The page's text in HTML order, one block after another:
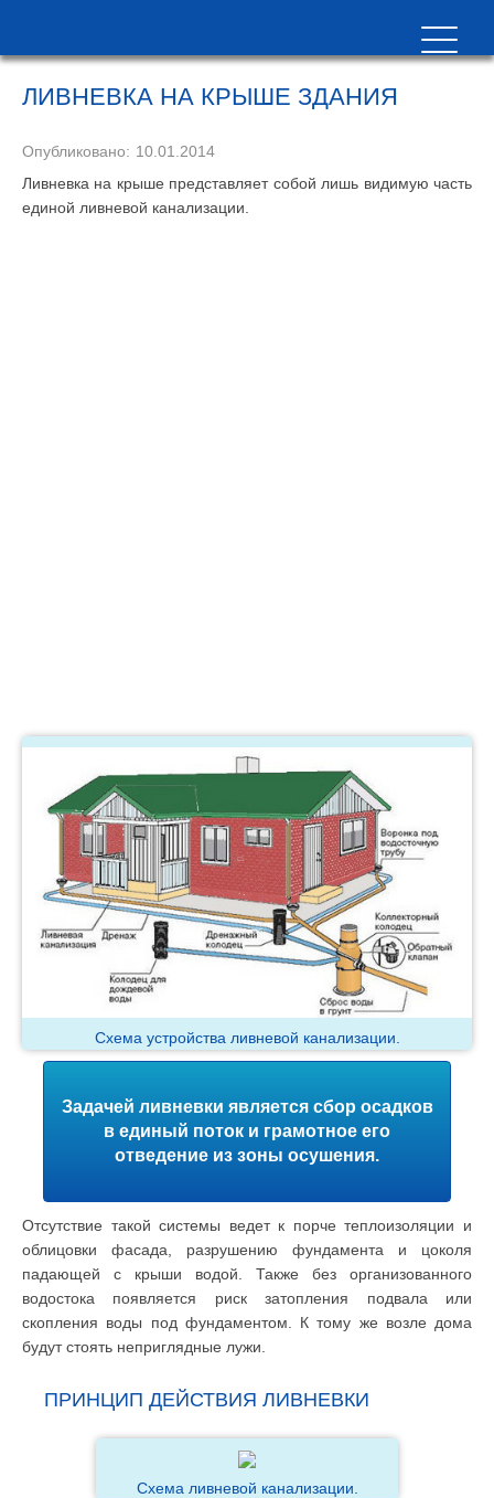
ЛИВНЕВКА НА КРЫШЕ ЗДАНИЯ
Опубликовано: 10.01.2014
Ливневка на крыше представляет собой лишь видимую часть
единой ливневой канализации.
Схема устройства ливневой канализации.
Задачей ливневки является сбор осадков
в единый поток и грамотное его
отведение из зоны осушения.
Отсутствие такой системы ведет к порче теплоизоляции и
облицовки фасада, разрушению фундамента и цоколя
падающей с крыши водой. Также без организованного
водостока появляется риск затопления подвала или
скопления воды под фундаментом. К тому же возле дома
будут стоять неприглядные лужи.
ПРИНЦИП ДЕЙСТВИЯ ЛИВНЕВКИ
Схема ливневой канализации.